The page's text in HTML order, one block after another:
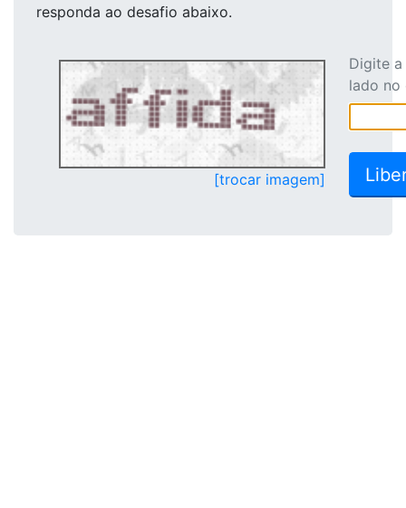
responda ao desafio abaixo.
[trocar imagem]
Digite
lado no